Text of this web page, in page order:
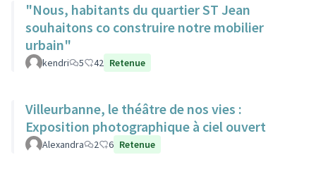
"Nous, habitants du quartier ST Jean
souhaitons co construire notre mobilier
urbain"
kendri 5 42 Retenue
Villeurbanne, le théâtre de nos vies :
Exposition photographique à ciel ouvert
Alexandra 2 6 Retenue